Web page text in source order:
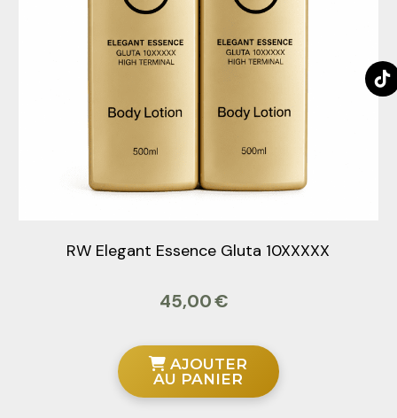
RW Elegant Essence Gluta 10XXXXX
45,00€
AJOUTER
AU PANIER